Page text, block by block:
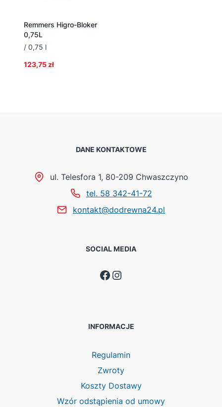
Remmers Higro-Bloker
0,75L
/ 0,75 l
123,75zł
DANE KONTAKTOWE
ul. Telesfora 1, 80-209 Chwaszczyno
tel. 58 342-41-72
kontakt@dodrewna24.pl
SOCIAL MEDIA
Facebook
Instagram
INFORMACJE
Regulamin
Zwroty
Koszty Dostawy
Wzór odstąpienia od umowy